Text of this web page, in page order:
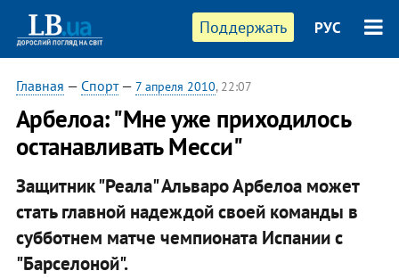
Поддержать РУС
Главная — Спорт— 7 апреля 2010, 22:07
Арбелоа: "Мне уже приходилось
останавливать Месси"
Защитник "Реала" Альваро Арбелоа может
стать главной надеждой своей команды в
субботнем матче чемпионата Испании с
"Барселоной".